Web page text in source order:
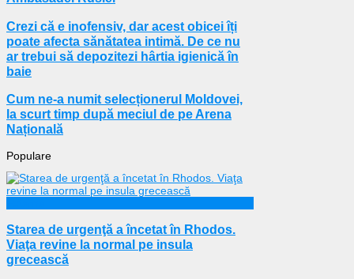
Crezi că e inofensiv, dar acest obicei îți
poate afecta sănătatea intimă. De ce nu
ar trebui să depozitezi hârtia igienică în
baie
Cum ne-a numit selecționerul Moldovei,
la scurt timp după meciul de pe Arena
Națională
Populare
Starea de urgenţă a încetat în Rhodos.
Viaţa revine la normal pe insula
grecească